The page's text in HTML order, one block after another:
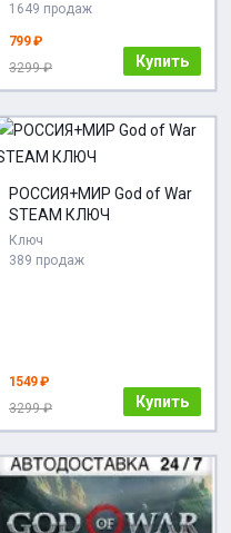
1649 продаж
799 ₽
3299 ₽
Купить
РОССИЯ+МИР God of War
STEAM КЛЮЧ
Ключ
389 продаж
1549 ₽
3299 ₽
Купить